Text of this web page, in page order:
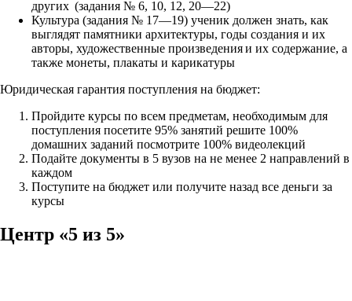
других (задания № 6, 10, 12, 20—22)
Культура (задания № 17—19) ученик должен знать, как
выглядят памятники архитектуры, годы создания и их
авторы, художественные произведения и их содержание, а
также монеты, плакаты и карикатуры
Юридическая гарантия поступления на бюджет:
Пройдите курсы по всем предметам, необходимым для
поступления посетите 95% занятий решите 100%
домашних заданий посмотрите 100% видеолекций
Подайте документы в 5 вузов на не менее 2 направлений в
каждом
Поступите на бюджет или получите назад все деньги за
курсы
Центр «5 из 5»